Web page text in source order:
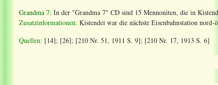
Grandma 7: In der "Grandma 7" CD sind 15 Mennoniten, die in
Zusatzinformationen: Kistendei war die nächste Eisenbahnstation
Quellen: [14]; [26]; [210 Nr. 51, 1911 S. 9]; [210 Nr. 17, 1913 S. 6]